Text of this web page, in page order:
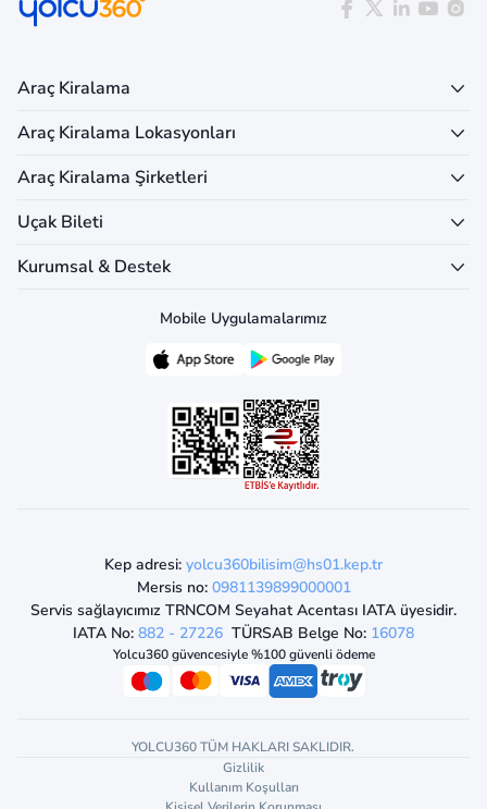
Araç Kiralama
Araç Kiralama Lokasyonları
Araç Kiralama Şirketleri
Uçak Bileti
Kurumsal & Destek
Mobile Uygulamalarımız
Kep adresi: yolcu360bilisim@hs01.kep.tr
Mersis no: 0981139899000001
Servis sağlayıcımız TRNCOM Seyahat Acentası IATA üyesidir.
IATA No: 882 - 27226 TÜRSAB Belge No: 16078
Yolcu360 güvencesiyle %100 güvenli ödeme
YOLCU360 TÜM HAKLARI SAKLIDIR.
Gizlilik
Kullanım Koşulları